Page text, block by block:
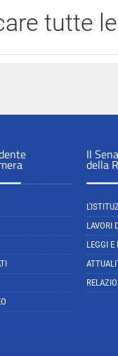
tutte
Il
della
LAVORI
LEGGI E